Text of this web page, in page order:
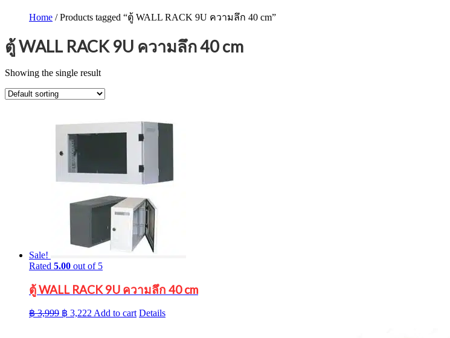
Home / Products tagged “ตู้ WALL RACK 9U ความลึก 40 cm”
ตู้ WALL RACK 9U ความลึก 40 cm
Showing the single result
Sale!
Rated 5.00 out of 5
ตู้ WALL RACK 9U ความลึก 40 cm
฿3,999 Original
฿ 3,222 Current
Add to cart Details